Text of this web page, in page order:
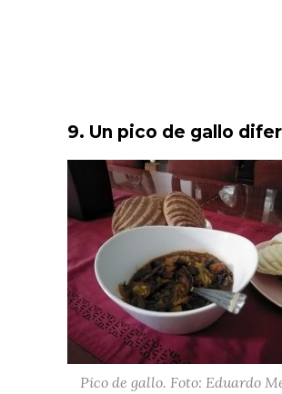
9. Un pico de gallo
Pico de gallo. Foto: Eduardo